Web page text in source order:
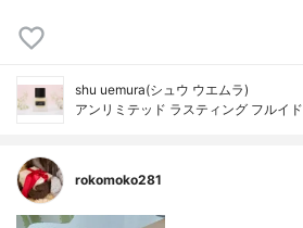
shu uemura(シュウ ウエムラ)
アンリミテッド ラスティング フルイド
rokomoko281